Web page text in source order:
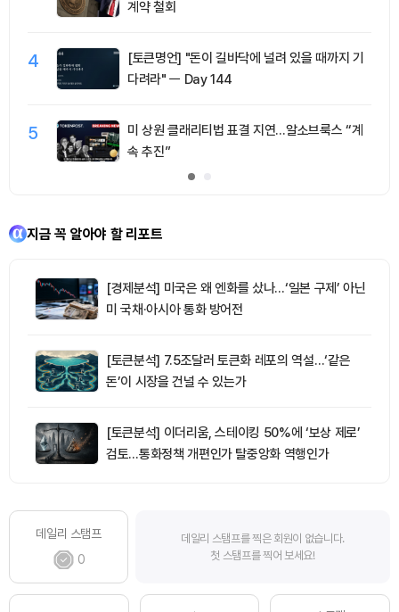
계약 철회
4
[토큰명언] "돈이 길바닥에 널려 있을 때까지 기
다려라" ㅡ Day 144
5
미 상원 클래리티법 표결 지연…알소브룩스 “계
속 추진”
지금 꼭 알아야 할 리포트
[경제분석] 미국은 왜 엔화를 샀나…‘일본 구제’ 아닌
미 국채·아시아 통화 방어전
[토큰분석] 7.5조달러 토큰화 레포의 역설…‘같은
돈’이 시장을 건널 수 있는가
[토큰분석] 이더리움, 스테이킹 50%에 ‘보상 제로’
검토…통화정책 개편인가 탈중앙화 역행인가
데일리 스탬프
0
데일리 스탬프를 찍은 회원이 없습니다.
첫 스탬프를 찍어 보세요!